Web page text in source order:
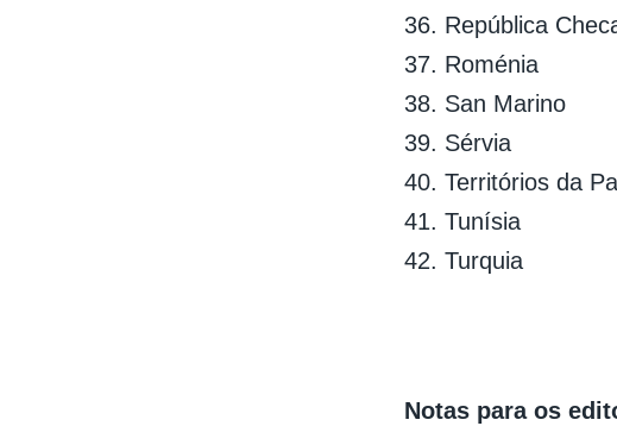
36. República
37. Roménia
38. San Marino
39. Sérvia
40. Territórios da
41. Tunísia
42. Turquia
Notas para os